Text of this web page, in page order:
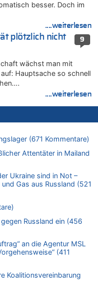
Bernhard von Sinnen zu
Nachbarn
ist jetzt amtlich
ist jetzt amtlich
Bernhard von Sinnen zu
ist jetzt amtlich
ist jetzt amtlich
zum 1. FC Köln
niedrig wie noch nie
Hondsjong zu
ist jetzt amtlich
niedrig wie noch nie
zu
niedrig wie noch nie
die Mâuse zu
trotz Kritik und neuer
Bernhard von Sinnen zu
besser. Doch im
....weiterlesen
9
plötzlich nicht
wächst man mit
Hauptsache so schnell
....weiterlesen
(671 Kommentare)
Attentäter in Mailand
Ukraine sind in Not –
Gas aus Russland (521
Russland ein (456
an die Agentur MSL
(411
Koalitionsvereinbarung